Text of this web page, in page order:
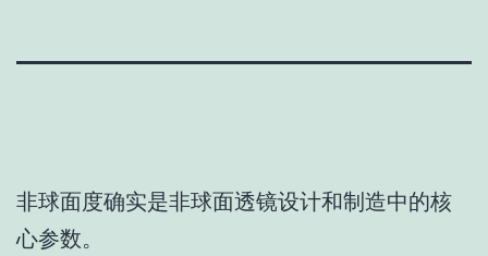
非球面度确实是非球面透镜设计和制造中的核
心参数。